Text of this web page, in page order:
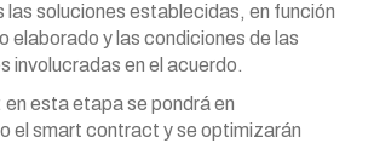
soluciones establecidas, en función
elaborado y las condiciones de las
involucradas en el acuerdo.
esta etapa se pondrá en
el smart contract y se optimizarán